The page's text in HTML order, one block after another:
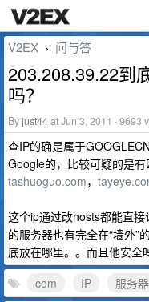
V2EX › 问与答
203.208.39.22到
吗？
Byjust44at Jun 3, 2011 · 9693
查IP的确是属于
Google的，比较可疑的是有
tashuoguo.com，
这个ip通过改hosts都能直
的服务器也有完全在“墙外”
底放在哪里。。而且他安全
com
IP
服务器